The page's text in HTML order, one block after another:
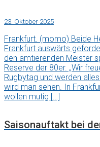
23. Oktober 2025
Frankfurt. (momo) Beide
Frankfurt auswärts
den amtierenden Meister
Reserve der 80er. „Wir
Rugbytag und werden
wird man sehen. In
wollen mutig […]
Saisonauftakt bei